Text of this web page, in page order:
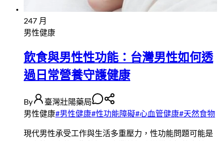
247 月
男性健康
飲食與男性性功能：台灣男性如何透
過日常營養守護健康
By
臺灣壯陽藥局
男性健康#男性健康#性功能障礙#心血管健康#天然食物
現代男性承受工作與生活多重壓力，性功能問題可能是